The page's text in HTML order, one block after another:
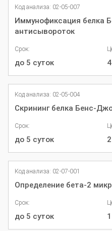
Код анализа: 02-05-007
Иммунофиксация белка
антисывороток
Срок:
до 5 суток
Код анализа: 02-05-004
Скрининг белка Бенс-
Срок:
до 5 суток
Код анализа: 02-07-001
Определение бета-2
Срок:
до 5 суток